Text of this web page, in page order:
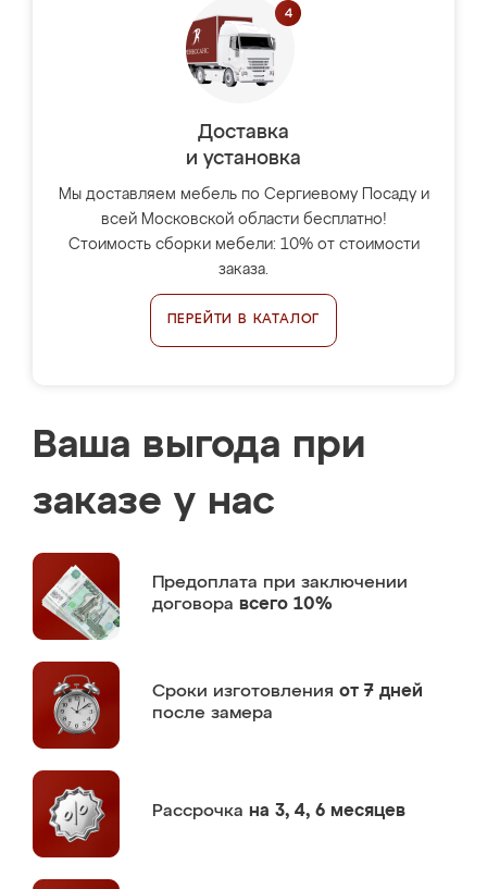
Доставка
и установка
Мы доставляем мебель по Сергиевому Посаду и
всей Московской области бесплатно!
Стоимость сборки мебели: 10% от стоимости
заказа.
ПЕРЕЙТИ В КАТАЛОГ
Ваша выгода при
заказе у нас
Предоплата при заключении
договора всего 10%
Сроки изготовления от 7 дней
после замера
Рассрочка на 3, 4, 6 месяцев